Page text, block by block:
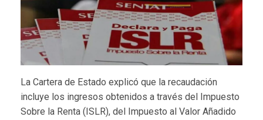
La Cartera de Estado explicó que la recaudación
incluye los ingresos obtenidos a través del Impuesto
Sobre la Renta (ISLR), del Impuesto al Valor Añadido